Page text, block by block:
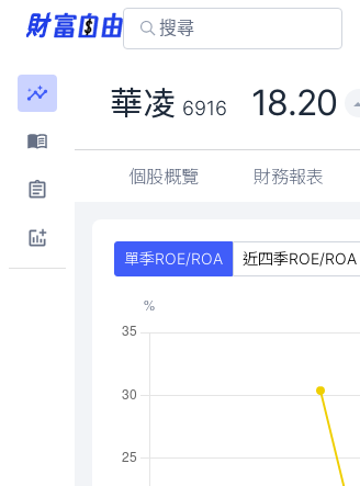
華凌 6916 18.20
個股概覽 財務報表
單季ROE/ROA 近四季ROE/ROA